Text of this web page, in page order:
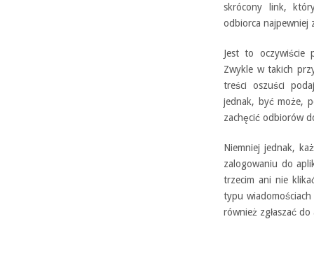
skrócony link,
odbiorca najpewniej
Jest to oczywiście
Zwykle w takich
treści oszuści
jednak, być może,
zachęcić odbiorów
Niemniej jednak,
zalogowaniu do
trzecim ani nie
typu
również zgłaszać